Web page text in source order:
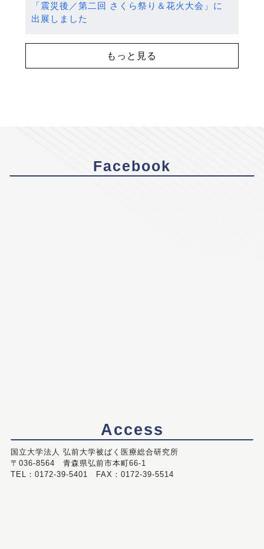
「震災後／第二回 さくら祭り＆花火大会」に
出展しました
もっと見る
Facebook
Access
国立大学法人 弘前大学被ばく医療総合研究所
〒036-8564 青森県弘前市本町66-1
TEL：0172-39-5401 FAX：0172-39-5514